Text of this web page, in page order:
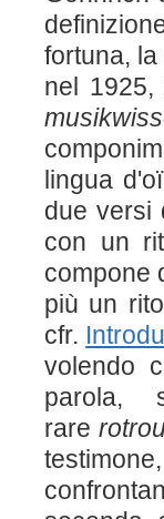
fortuna,
nel 1925,
lingua
due versi
con un
compone
più un
cfr.
volendo
parola,
rare